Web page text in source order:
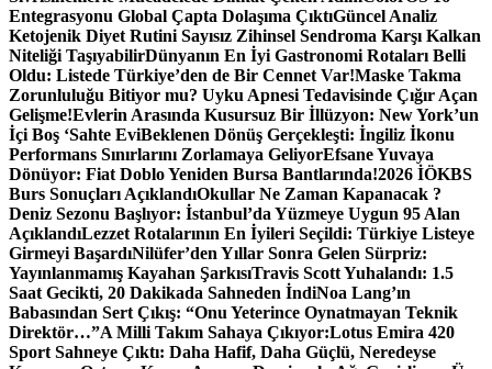
Entegrasyonu Global Çapta Dolaşıma ÇıktıGüncel Analiz
Ketojenik Diyet Rutini Sayısız Zihinsel Sendroma Karşı Kalkan
Niteliği TaşıyabilirDünyanın En İyi Gastronomi Rotaları Belli
Oldu: Listede Türkiye’den de Bir Cennet Var!Maske Takma
Zorunluluğu Bitiyor mu? Uyku Apnesi Tedavisinde Çığır Açan
Gelişme!Evlerin Arasında Kusursuz Bir İllüzyon: New York’un
İçi Boş ‘Sahte EviBeklenen Dönüş Gerçekleşti: İngiliz İkonu
Performans Sınırlarını Zorlamaya GeliyorEfsane Yuvaya
Dönüyor: Fiat Doblo Yeniden Bursa Bantlarında!2026 İÖKBS
Burs Sonuçları AçıklandıOkullar Ne Zaman Kapanacak ?
Deniz Sezonu Başlıyor: İstanbul’da Yüzmeye Uygun 95 Alan
AçıklandıLezzet Rotalarının En İyileri Seçildi: Türkiye Listeye
Girmeyi BaşardıNilüfer’den Yıllar Sonra Gelen Sürpriz:
Yayınlanmamış Kayahan ŞarkısıTravis Scott Yuhalandı: 1.5
Saat Gecikti, 20 Dakikada Sahneden İndiNoa Lang’ın
Babasından Sert Çıkış: “Onu Yeterince Oynatmayan Teknik
Direktör…”A Milli Takım Sahaya Çıkıyor:Lotus Emira 420
Sport Sahneye Çıktı: Daha Hafif, Daha Güçlü, Neredeyse